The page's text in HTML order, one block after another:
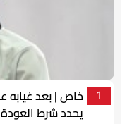
1
خاص | بعد غيابه
يحدد شرط العودة